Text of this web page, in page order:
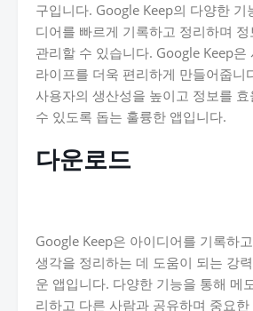
구입니다. Google Keep의 다양한 기
디어를 빠르게 기록하고 정리하며
관리할 수 있습니다. Google Keep은
라이프를 더욱 편리하게 만들어줍니
사용자의 생산성을 높이고 정보를
수 있도록 돕는 훌륭한 앱입니다.
다운로드
Google Keep은 아이디어를 기록하
생각을 정리하는 데 도움이 되는 강
운 앱입니다. 다양한 기능을 통해 메
리하고 다른 사람과 공유하며 중요